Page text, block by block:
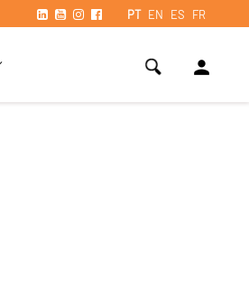
PT EN ES FR
person